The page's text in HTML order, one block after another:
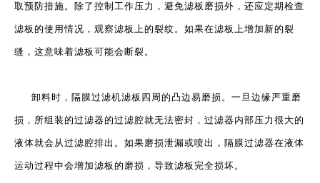
取预防措施。除了控制工作压力，避免滤板磨损外，还应定期检查
滤板的使用情况，观察滤板上的裂纹。如果在滤板上增加新的裂
缝，这意味着滤板可能会断裂。
卸料时，隔膜过滤机滤板四周的凸边易磨损。一旦边缘严重磨
损，所组装的过滤器的过滤腔就无法密封，过滤器内部压力很大的
液体就会从过滤腔排出。如果磨损泄漏或喷出，隔膜过滤器在液体
运动过程中会增加滤板的磨损，导致滤板完全损坏。